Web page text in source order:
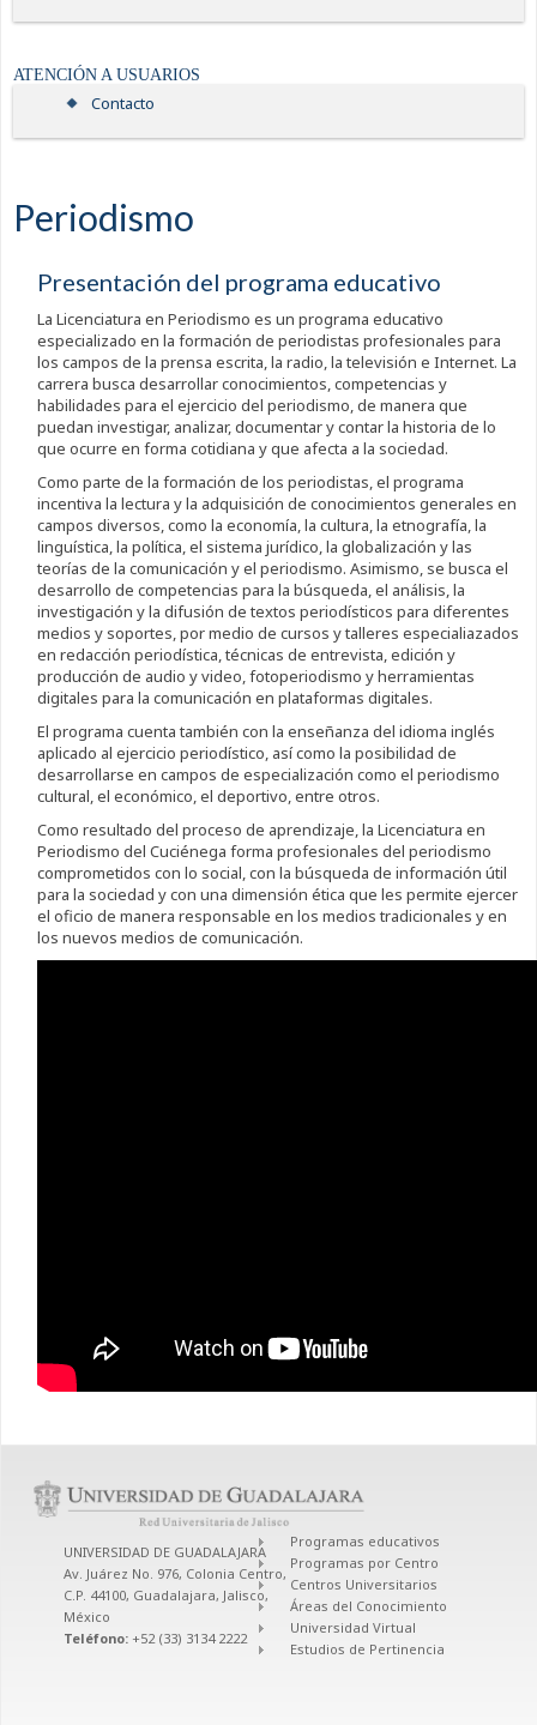
ATENCIÓN A USUARIOS
Contacto
Periodismo
Presentación del programa educativo
La Licenciatura en Periodismo es un programa educativo
especializado en la formación de periodistas profesionales para
los campos de la prensa escrita, la radio, la televisión e Internet. La
carrera busca desarrollar conocimientos, competencias y
habilidades para el ejercicio del periodismo, de manera que
puedan investigar, analizar, documentar y contar la historia de lo
que ocurre en forma cotidiana y que afecta a la sociedad.
Como parte de la formación de los periodistas, el programa
incentiva la lectura y la adquisición de conocimientos generales en
campos diversos, como la economía, la cultura, la etnografía, la
linguística, la política, el sistema jurídico, la globalización y las
teorías de la comunicación y el periodismo. Asimismo, se busca el
desarrollo de competencias para la búsqueda, el análisis, la
investigación y la difusión de textos periodísticos para diferentes
medios y soportes, por medio de cursos y talleres especialiazados
en redacción periodística, técnicas de entrevista, edición y
producción de audio y video, fotoperiodismo y herramientas
digitales para la comunicación en plataformas digitales.
El programa cuenta también con la enseñanza del idioma inglés
aplicado al ejercicio periodístico, así como la posibilidad de
desarrollarse en campos de especialización como el periodismo
cultural, el económico, el deportivo, entre otros.
Como resultado del proceso de aprendizaje, la Licenciatura en
Periodismo del Cuciénega forma profesionales del periodismo
comprometidos con lo social, con la búsqueda de información útil
para la sociedad y con una dimensión ética que les permite ejercer
el oficio de manera responsable en los medios tradicionales y en
los nuevos medios de comunicación.
UNIVERSIDAD DE GUADALAJARA
Av. Juárez No. 976, Colonia Centro,
C.P. 44100, Guadalajara, Jalisco,
México
Teléfono: +52 (33) 3134 2222
Programas educativos
Programas por Centro
Centros Universitarios
Áreas del Conocimiento
Universidad Virtual
Estudios de Pertinencia